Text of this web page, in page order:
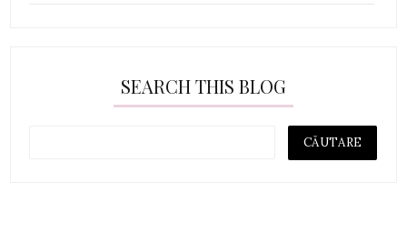
SEARCH THIS BLOG